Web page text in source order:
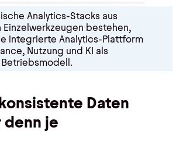
Analytics-Stacks aus
bestehen,
integrierte Analytics-Plattform
Nutzung und KI als
Daten
je